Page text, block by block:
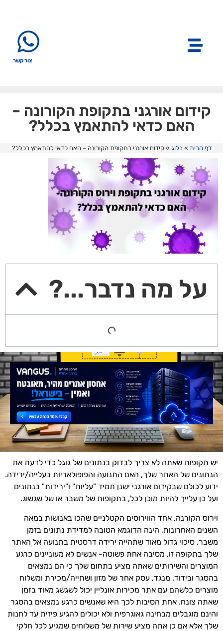
צור קשר
קידום אורגני בתקופת הקורונה –
האם כדאי להתאמץ בכלל?
דף הבית » בלוג »קידום אורגני בתקופת הקורונה – האם כדאי להתאמץ בכלל?
על מה נדבר...?
יש תקופות שאתה לא צריך לבדוק בנתונים של גוגל כדי לדעת את
הנתונים של האתר שלך, האם התנועה והפופולאריות בעלייה/ירידה.
ידוע לכולם שבקידום אורגני ישנן תמיד "עליות" ו"ירידות" בנתונים
ועל כן עלייך להיות מוכן לכל, בתקופות של משבר או של שגשוג.
וירוס הקורנה, אחד הווירוסים הקטלניים שהכו באנושות במאה
השנים האחרונות, הינה הדוגמא הטובה למדידת נתונים בזמן
משבר. סיכוי גדול מאוד שתהייה ירידה דרסטית בתנועה אל האתר
שלך בתקופה זו, מסיבה אחת פשוטה- אנשים לא מעוניינים כרגע
המוצרים והשירותים שאתה מציע בתחום שלך כי הם נמצאים
בהסגר ובידוד. מנגד, עסק אחר של מזון ושתייה/מכירת ומשלוח
מוצרים כלשהם עם אתר מכירות אונליין יכול לשגשג מאוד בזמן
שאתה צונח. אחת הסיבות לכך היא שאנשים כרגע נמצאים בהסגר
והינם מוגבלים מבחינה גאוגרפית ולא יכולים להגיע פיזית עד לחנות
שלך אלא אם כן אתה מציע שירות של משלוחים שמגיע לכל חלקי